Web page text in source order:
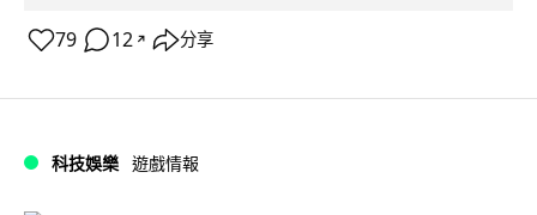
79 12 ↗ 分享
科技娛樂 遊戲情報